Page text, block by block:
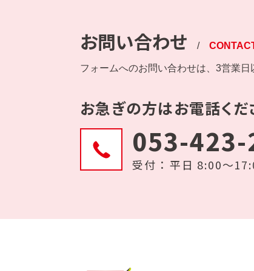
お問い合わせ /
フォームへのお問い合わせは、3営業
お急ぎの方はお電話くだ
053-423-
受付 ： 平日 8:00〜